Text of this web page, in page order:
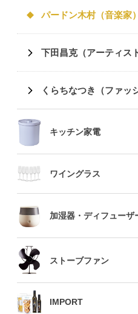
パードン木村（音楽家）
下田昌克（アーティスト
くらちなつき（ファッ
キッチン家電
ワイングラス
加湿器・ディフューザ
ストーブファン
IMPORT